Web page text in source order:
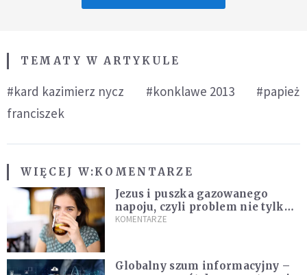
TEMATY W ARTYKULE
#kard kazimierz nycz #konklawe 2013
#papież
franciszek
WIĘCEJ W:KOMENTARZE
Jezus i puszka gazowanego
napoju, czyli problem nie tylko
techniczny
KOMENTARZE
Globalny szum informacyjny –